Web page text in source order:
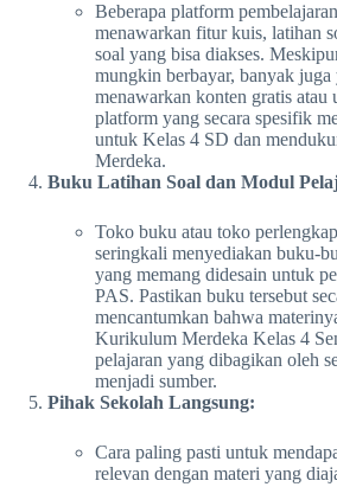
Beberapa platform
menawarkan fitur kuis, latihan
soal yang bisa diakses.
mungkin berbayar, banyak juga
menawarkan konten gratis atau
platform yang secara spesifik
untuk Kelas 4 SD dan
Merdeka.
Buku Latihan Soal dan Modul
Toko buku atau toko
seringkali menyediakan buku-
yang memang didesain untuk
PAS. Pastikan buku tersebut
mencantumkan bahwa
Kurikulum Merdeka Kelas 4
pelajaran yang dibagikan oleh
menjadi sumber.
Pihak Sekolah Langsung:
Cara paling pasti untuk
relevan dengan materi yang